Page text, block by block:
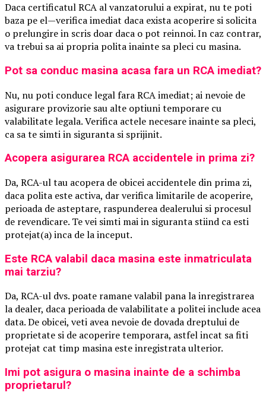
Daca certificatul RCA al vanzatorului a expirat, nu te poti
baza pe el—verifica imediat daca exista acoperire si solicita
o prelungire in scris doar daca o pot reinnoi. In caz contrar,
va trebui sa ai propria polita inainte sa pleci cu masina.
Pot sa conduc masina acasa fara un RCA imediat?
Nu, nu poti conduce legal fara RCA imediat; ai nevoie de
asigurare provizorie sau alte optiuni temporare cu
valabilitate legala. Verifica actele necesare inainte sa pleci,
ca sa te simti in siguranta si sprijinit.
Acopera asigurarea RCA accidentele in prima zi?
Da, RCA-ul tau acopera de obicei accidentele din prima zi,
daca polita este activa, dar verifica limitarile de acoperire,
perioada de asteptare, raspunderea dealerului si procesul
de revendicare. Te vei simti mai in siguranta stiind ca esti
protejat(a) inca de la inceput.
Este RCA valabil daca masina este inmatriculata
mai tarziu?
Da, RCA-ul dvs. poate ramane valabil pana la inregistrarea
la dealer, daca perioada de valabilitate a politei include acea
data. De obicei, veti avea nevoie de dovada dreptului de
proprietate si de acoperire temporara, astfel incat sa fiti
protejat cat timp masina este inregistrata ulterior.
Imi pot asigura o masina inainte de a schimba
proprietarul?